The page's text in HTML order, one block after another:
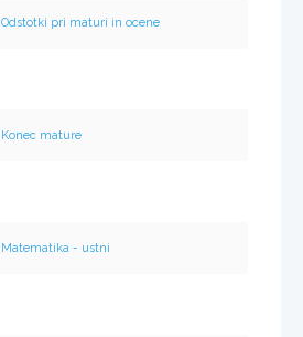
Odstotki pri maturi in ocene
Konec mature
Matematika - ustni